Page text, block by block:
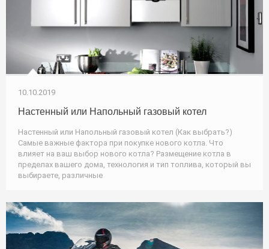
10.10.2019
Настенный или Напольный газовый котел
Настенный или Напольный газовый котел (Как выбрать?)
Самые важные фактора при покупке нового котла. Что
влияет на ваш выбор нового котла? Размещение котла в
пределах вашего дома, технология и тип топлива, который вы
выбираете, различные